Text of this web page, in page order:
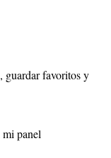
guardar favoritos y
mi panel